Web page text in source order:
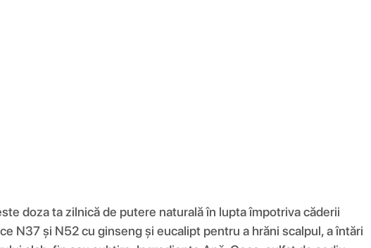
doza ta zilnică de putere naturală în lupta împotriva căderii
N37 și N52 cu ginseng și eucalipt pentru a hrăni scalpul, a întări